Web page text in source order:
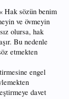
Hak sözün benim
ve övmeyin
olursa, hak
Bu nedenle
etmekten
engel
davet